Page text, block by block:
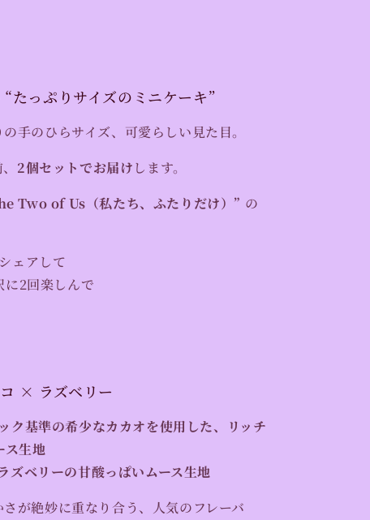
たっぷりサイズのミニケーキ”
手のひらサイズ、可愛らしい見た目。
2個セットでお届けします。
Two of Us（私たち、ふたりだけ）” の
ェアして
に2回楽しんで
× ラズベリー
ク基準の希少なカカオを使用した、リッチ
ス生地
ズベリーの甘酸っぱいムース生地
が絶妙に重なり合う、人気のフレーバ